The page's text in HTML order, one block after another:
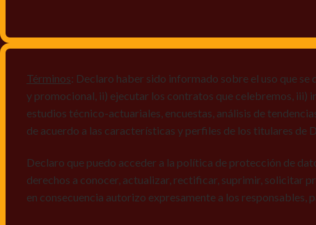
Términos: Declaro haber sido informado sobre el uso que
y promocional, ii) ejecutar los contratos que celebremos, iii)
estudios técnico-actuariales, encuestas, análisis de
de acuerdo a las características y perfiles de los titulares de
Declaro que puedo acceder a la política de protección de
derechos a conocer, actualizar, rectificar, suprimir, solicitar
en consecuencia autorizo expresamente a los